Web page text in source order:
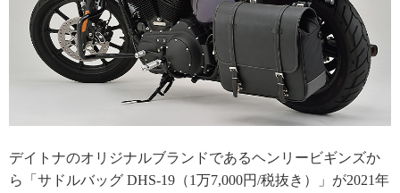
デイトナのオリジナルブランドであるヘンリービギンズか
ら「サドルバッグ DHS-19（1万7,000円/税抜き）」が2021年